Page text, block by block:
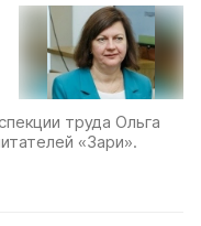
труда Ольга
«Зари».